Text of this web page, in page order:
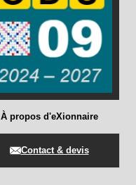
À propos d'eXionnaire
Contact & devis